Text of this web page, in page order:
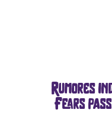
Rumores
Fears